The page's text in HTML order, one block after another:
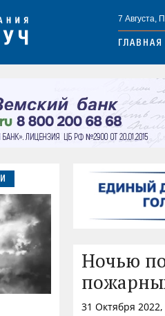
7 Августа,
ГЛАВНАЯ
Ночью
31 Октября